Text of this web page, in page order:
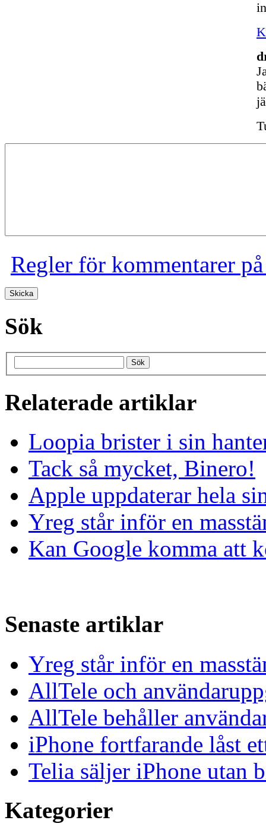
Regler för kommentarer
Sök
Relaterade artiklar
Loopia brister i sin
Tack så mycket, Binero!
Apple uppdaterar hela
Yreg står inför en
Kan Google komma att
Senaste artiklar
Yreg står inför en
AllTele och
AllTele behåller
iPhone fortfarande låst
Telia säljer iPhone utan
Kategorier